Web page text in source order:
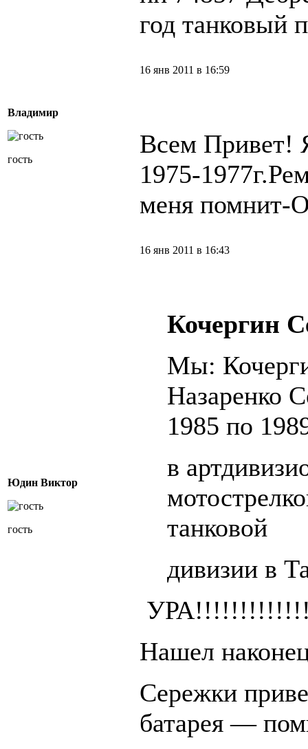
год танковый
Владимир
гость
16 янв 2011 в 16:59
Всем Привет!
1975-
меня
Юдин Виктор
гость
16 янв 2011 в 16:43
Кочергин
Мы:
Назаренко
1985 по
в
танковой
дивизии в
Нашел
Сережки
батарея —